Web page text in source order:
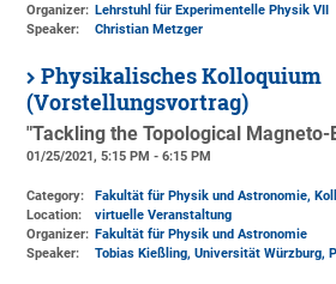
Organizer: Lehrstuhl für Experimentelle Physik VII
Speaker:
Christian Metzger
Physikalisches Kolloquium
(Vorstellungsvortrag)
"Tackling the Topological
01/25/2021, 5:15 PM - 6:15 PM
Category:
Fakultät für Physik und Astronomie,
Location:
virtuelle Veranstaltung
Organizer: Fakultät für Physik und Astronomie
Speaker:
Tobias Kießling, Universität Würzburg,